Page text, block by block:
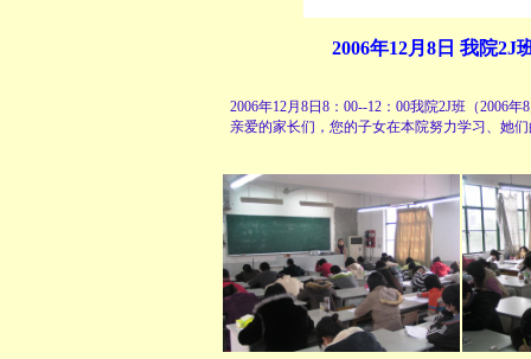
2006年12月8日 我院2J
2006年12月8日8：00--12：00我院2J班（2006
亲爱的家长们，您的子女在本院努力学习、她